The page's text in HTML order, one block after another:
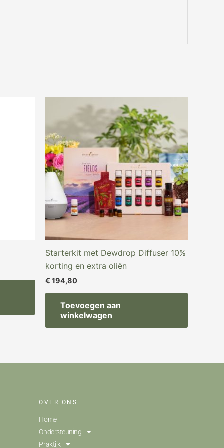
Starterkit met Dewdrop Diffuser 10%
korting en extra oliën
€ 194,80
Toevoegen aan
winkelwagen
OVER ONS
Home
Ondersteuning
Praktijk